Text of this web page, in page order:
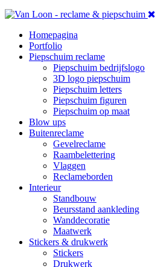
Homepagina
Portfolio
Piepschuim reclame
Piepschuim bedrijfslogo
3D logo piepschuim
Piepschuim letters
Piepschuim figuren
Piepschuim op maat
Blow ups
Buitenreclame
Gevelreclame
Raambelettering
Vlaggen
Reclameborden
Interieur
Standbouw
Beursstand aankleding
Wanddecoratie
Maatwerk
Stickers & drukwerk
Stickers
Drukwerk